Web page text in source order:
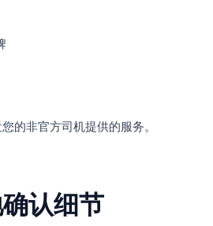
的非官方司机提供的服务。
认细节